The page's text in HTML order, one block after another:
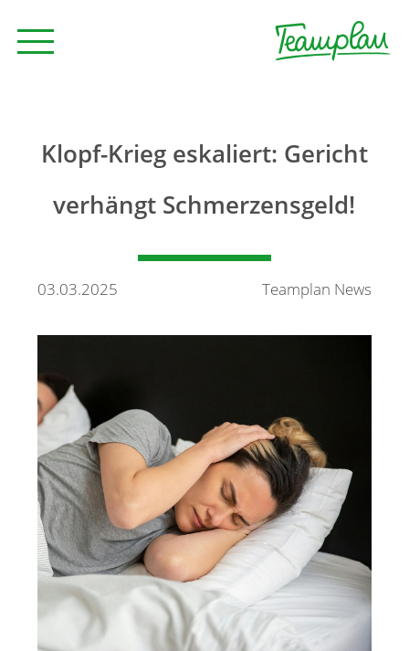
Kontakt
Merkzettel
Newsletter
Klopf-Krieg eskaliert: Gericht
verhängt Schmerzensgeld!
03.03.2025 Teamplan News